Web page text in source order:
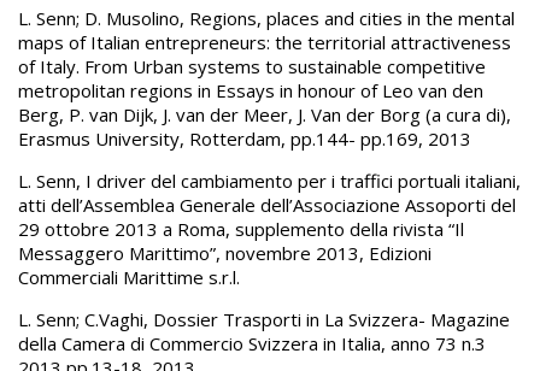
L. Senn; D. Musolino, Regions, places and cities in the mental
maps of Italian entrepreneurs: the territorial attractiveness
of Italy. From Urban systems to sustainable competitive
metropolitan regions in Essays in honour of Leo van den
Berg, P. van Dijk, J. van der Meer, J. Van der Borg (a cura di),
Erasmus University, Rotterdam, pp.144- pp.169, 2013
L. Senn, I driver del cambiamento per i traffici portuali italiani,
atti dell’Assemblea Generale dell’Associazione Assoporti del
29 ottobre 2013 a Roma, supplemento della rivista “Il
Messaggero Marittimo”, novembre 2013, Edizioni
Commerciali Marittime s.r.l.
L. Senn; C.Vaghi, Dossier Trasporti in La Svizzera- Magazine
della Camera di Commercio Svizzera in Italia, anno 73 n.3